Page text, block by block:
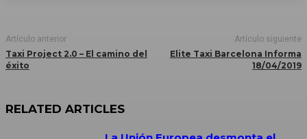
Artículo anterior
Taxi Project 2.0 – El camino del
éxito
Artículo siguiente
Elite Taxi Barcelona Informa
18/04/2019
RELATED ARTICLES